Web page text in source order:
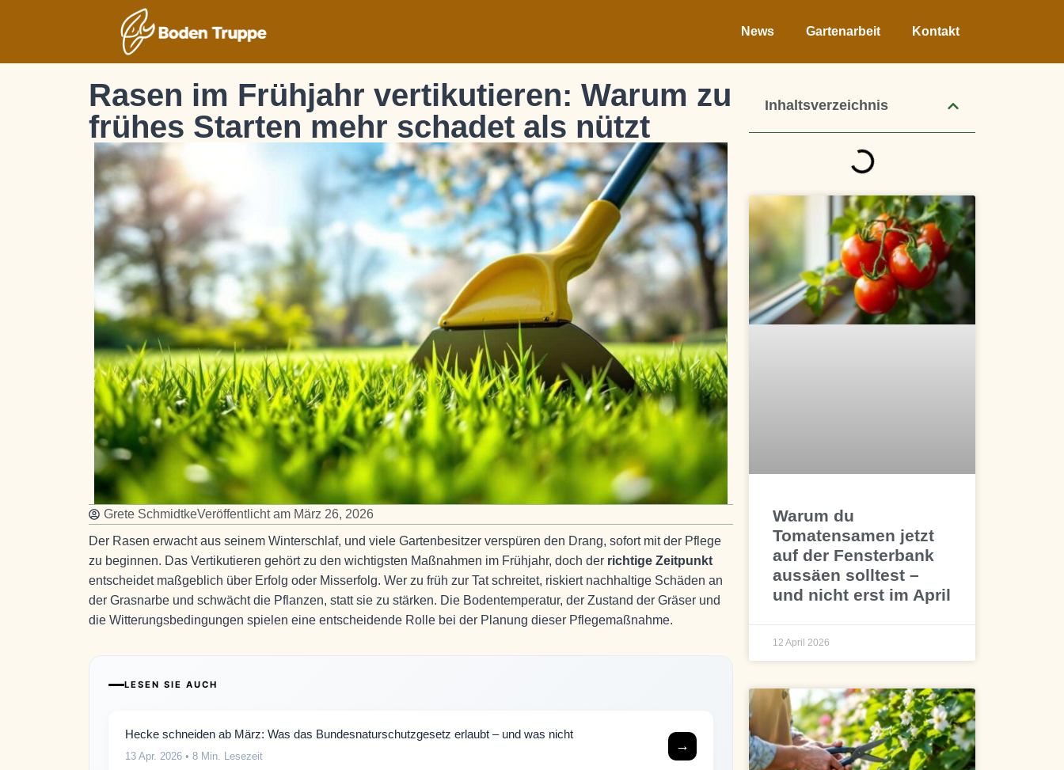
News Gartenarbeit Kontakt
Inhaltsverzeichnis
Warum du
Tomatensamen jetzt
auf der Fensterbank
aussäen solltest –
und nicht erst im April
12 April 2026
Rasen im Frühjahr vertikutieren: Warum zu
frühes Starten mehr schadet als nützt
Grete SchmidtkeVeröffentlicht am März 26, 2026
Der Rasen erwacht aus seinem Winterschlaf, und viele Gartenbesitzer verspüren den Drang, sofort mit der Pflege
zu beginnen. Das Vertikutieren gehört zu den wichtigsten Maßnahmen im Frühjahr, doch der richtige Zeitpunkt
entscheidet maßgeblich über Erfolg oder Misserfolg. Wer zu früh zur Tat schreitet, riskiert nachhaltige Schäden an
der Grasnarbe und schwächt die Pflanzen, statt sie zu stärken. Die Bodentemperatur, der Zustand der Gräser und
die Witterungsbedingungen spielen eine entscheidende Rolle bei der Planung dieser Pflegemaßnahme.
LESEN SIE AUCH
Hecke schneiden ab März: Was das Bundesnaturschutzgesetz erlaubt – und was nicht
13 Apr. 2026 • 8 Min. Lesezeit
→